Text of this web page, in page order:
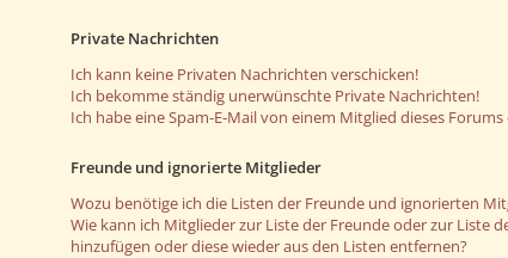
Private Nachrichten
Ich kann keine Privaten Nachrichten verschicken!
Ich bekomme ständig unerwünschte Private Nachrichten!
Ich habe eine Spam-E-Mail von einem Mitglied dieses
Freunde und ignorierte Mitglieder
Wozu benötige ich die Listen der Freunde und ignorierten
Wie kann ich Mitglieder zur Liste der Freunde oder zur Liste
hinzufügen oder diese wieder aus den Listen entfernen?